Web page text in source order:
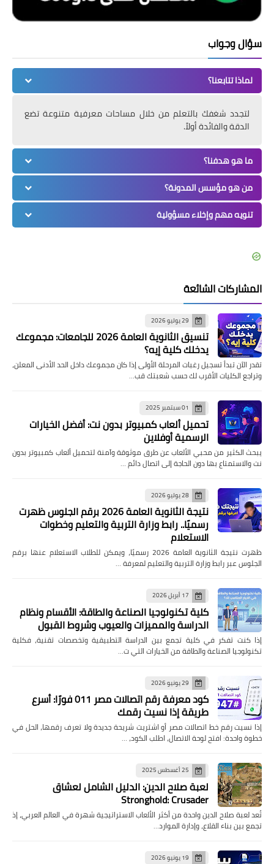
سؤال وجواب
لماذا تتابعنا؟
لتجدد شغفك بالتعلم من خلال مساحات معرفية متنوعة تضع
الدقة والفائدة أولاً.
ما هو هدفنا؟
من هو مؤسس المدونة؟
تنويه مهم وإخلاء مسؤولية
المشاركات الشائعة
29 يوليو 2026
تنسيق الثانوية العامة 2026 للجامعات: مجموعك
يدخلك كلية إيه؟
تقدر الآن تبدأ تسجيل رغبات المرحلة الأولى إذا كان مجموعك داخل الحد الأدنى المعلن،
وتراجع الكليات الأقرب لك حسب شعبتك قب…
01 سبتمبر 2025
تحميل ألعاب كمبيوتر بدون نت: أفضل الخيارات
الرسمية أوفلاين
يبحث الكثير من محبي الألعاب عن طرق موثوقة وآمنة لتحميل ألعاب كمبيوتر بدون
نت والاستمتاع بها دون الحاجة إلى اتصال دائم …
28 يوليو 2026
نتيجة الثانوية العامة 2026 برقم الجلوس ظهرت
رسميًا.. رابط وزارة التربية والتعليم وخطوات
الاستعلام
ظهرت نتيجة الثانوية العامة 2026 رسميًا، ويمكن للطلاب الاستعلام عنها برقم
الجلوس عبر رابط وزارة التربية والتعليم لمعرفة …
17 أبريل 2026
كلية تكنولوجيا الصناعة والطاقة: الأقسام ونظام
الدراسة والمميزات والعيوب وشروط القبول
إذا كنت تفكر في كلية تجمع بين الدراسة التطبيقية وتخصصات تقنية، فكلية
تكنولوجيا الصناعة والطاقة من الخيارات التي ت…
29 يونيو 2026
كود معرفة رقم اتصالات مصر 011 فورًا: أسرع
طريقة إذا نسيت رقمك
إذا نسيت رقم خط اتصالات مصر أو اشتريت شريحة جديدة ولا تعرف رقمها، الحل في
خطوة واحدة: افتح لوحة الاتصال، اطلب الكود، …
25 أغسطس 2025
لعبة صلاح الدين: الدليل الشامل لعشاق
Stronghold: Crusader
تُعد لعبة صلاح الدين واحدة من أكثر الألعاب الاستراتيجية شهرة في العالم العربي، إذ
تجمع بين بناء القلاع، وإدارة الموارد…
19 يونيو 2026